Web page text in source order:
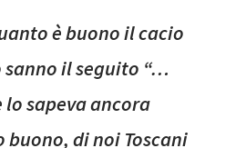
è buono il cacio
sanno il seguito “…
sapeva ancora
di noi Toscani